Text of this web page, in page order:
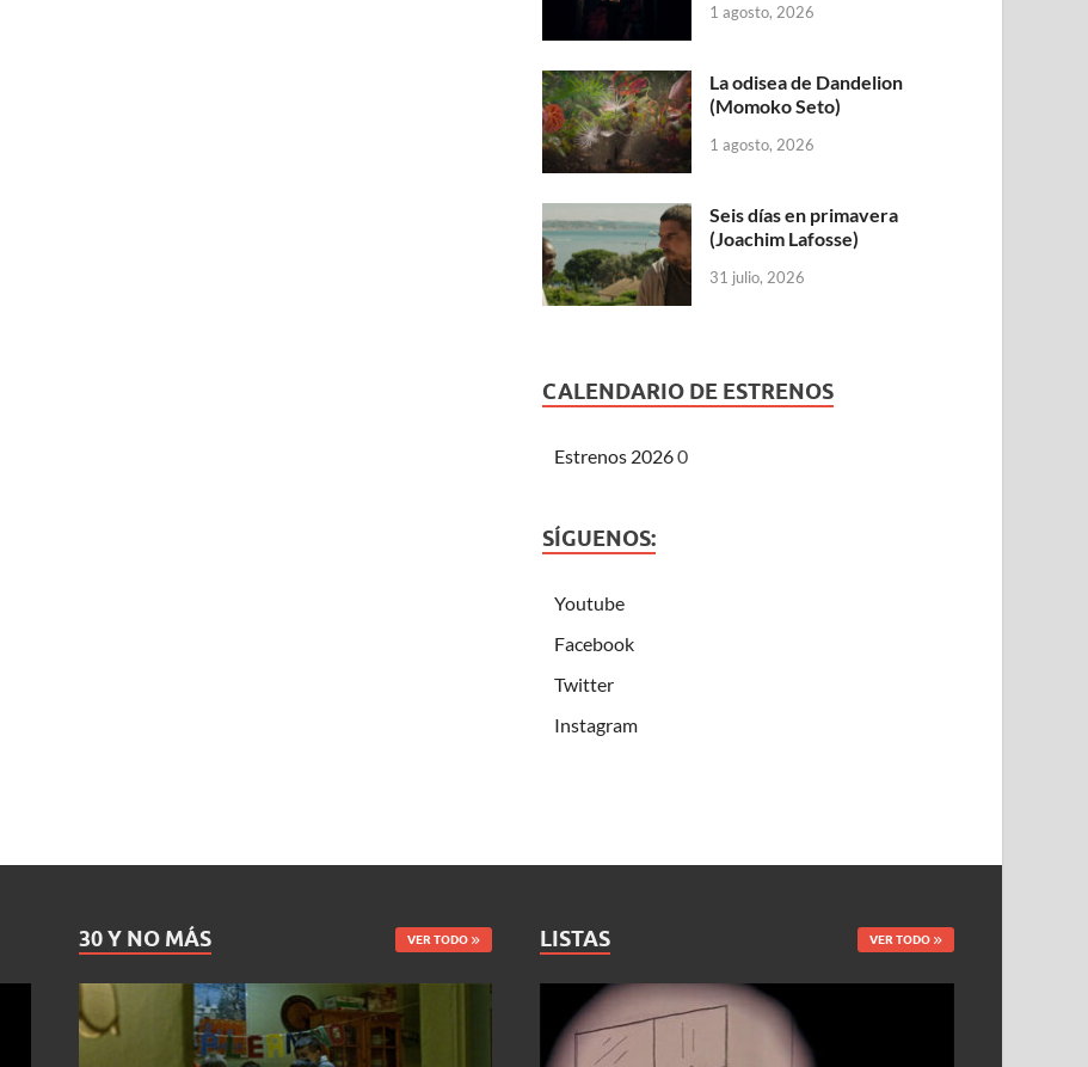
1 agosto, 2026
La odisea de Dandelion
(Momoko Seto)
1 agosto, 2026
Seis días en primavera
(Joachim Lafosse)
31 julio, 2026
CALENDARIO DE ESTRENOS
Estrenos 20260
SÍGUENOS:
Youtube
Facebook
Twitter
Instagram
30 Y NO MÁS VER TODO LISTAS VER TODO